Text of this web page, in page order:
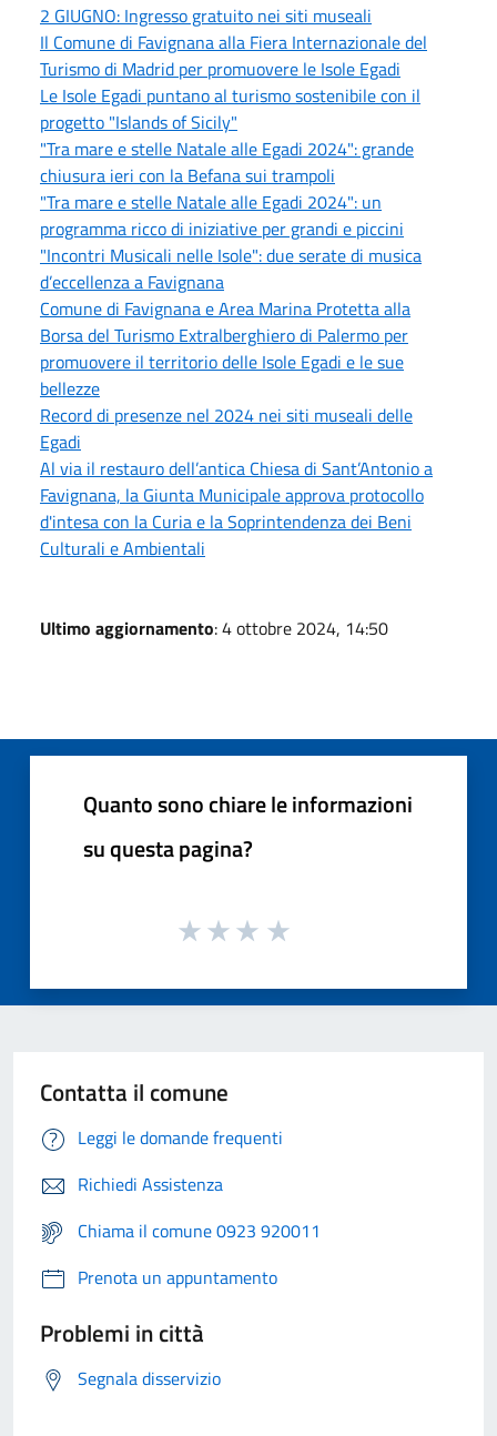
2 GIUGNO: Ingresso gratuito nei siti museali
Il Comune di Favignana alla Fiera Internazionale del
Turismo di Madrid per promuovere le Isole Egadi
Le Isole Egadi puntano al turismo sostenibile con il
progetto "Islands of Sicily"
"Tra mare e stelle Natale alle Egadi 2024": grande
chiusura ieri con la Befana sui trampoli
"Tra mare e stelle Natale alle Egadi 2024": un
programma ricco di iniziative per grandi e piccini
"Incontri Musicali nelle Isole": due serate di musica
d’eccellenza a Favignana
Comune di Favignana e Area Marina Protetta alla
Borsa del Turismo Extralberghiero di Palermo per
promuovere il territorio delle Isole Egadi e le sue
bellezze
Record di presenze nel 2024 nei siti museali delle
Egadi
Al via il restauro dell’antica Chiesa di Sant’Antonio a
Favignana, la Giunta Municipale approva protocollo
d'intesa con la Curia e la Soprintendenza dei Beni
Culturali e Ambientali
Ultimo aggiornamento: 4 ottobre 2024, 14:50
Quanto sono chiare le informazioni
su questa pagina?
Contatta il comune
Leggi le domande frequenti
Richiedi Assistenza
Chiama il comune 0923 920011
Prenota un appuntamento
Problemi in città
Segnala disservizio